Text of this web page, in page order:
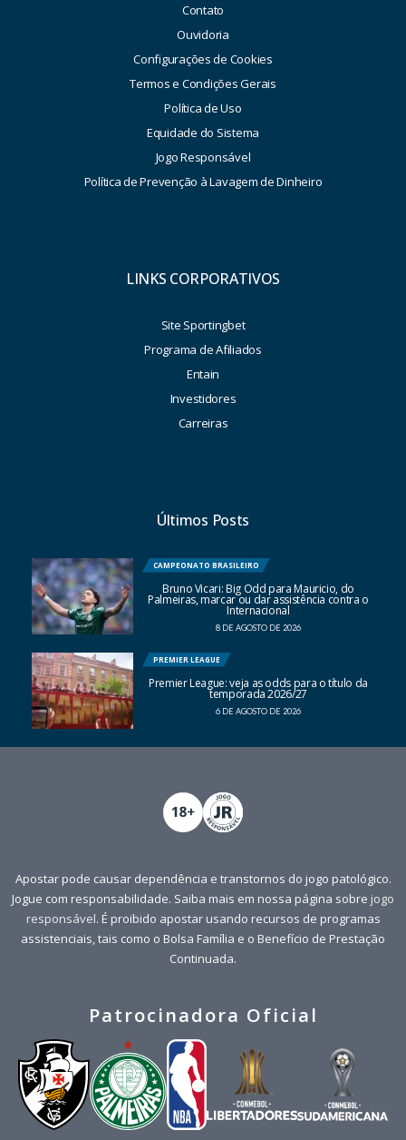
Contato
Ouvidoria
Configurações de Cookies
Termos e Condições Gerais
Política de Uso
Equidade do Sistema
Jogo Responsável
Política de Prevenção à Lavagem de Dinheiro
LINKS CORPORATIVOS
Site Sportingbet
Programa de Afiliados
Entain
Investidores
Carreiras
Últimos Posts
CAMPEONATO BRASILEIRO
Bruno Vicari: Big Odd para Mauricio, do
Palmeiras, marcar ou dar assistência contra o
Internacional
8 DE AGOSTO DE 2026
PREMIER LEAGUE
Premier League: veja as odds para o título da
temporada 2026/27
6 DE AGOSTO DE 2026
Apostar pode causar dependência e transtornos do jogo patológico.
Jogue com responsabilidade. Saiba mais em nossa página sobre jogo
responsável. É proibido apostar usando recursos de programas
assistenciais, tais como o Bolsa Família e o Benefício de Prestação
Continuada.
Patrocinadora Oficial